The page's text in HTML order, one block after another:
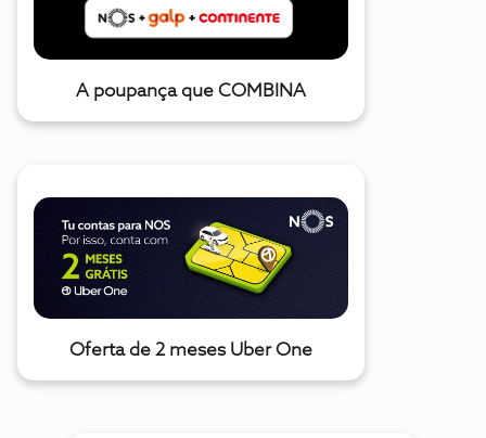
A poupança que COMBINA
Oferta de 2 meses Uber One